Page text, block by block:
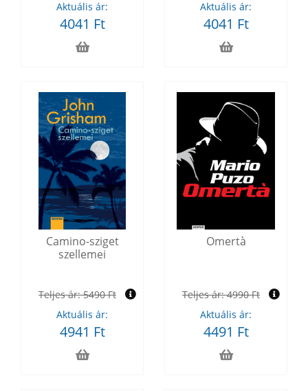
Aktuális ár:
4041 Ft
Aktuális ár:
4041 Ft
Camino-sziget
szellemei
Teljes ár:5490 Ft
Aktuális ár:
4941 Ft
Omertà
Teljes ár:4990 Ft
Aktuális ár:
4491 Ft